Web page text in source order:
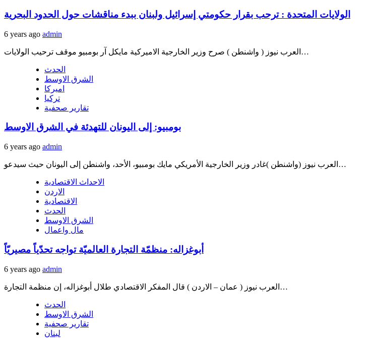
الولايات المتحدة : ترحب بقرار حكومتي إسرائيل ولبنان ببدء مناقشات حول الحدود البحرية
6 years ago admin
العرب نيوز ( واشنطن ) صرح وزير الخارجية الاميركية مايكل آر بومبيو موقف ترحيب الولايات…
الحدث
الشرق الاوسط
اميركا
تركيا
تقارير صحفية
بومبيو: إلى اليونان للتهدئة في الشرق الاوسط
6 years ago admin
العرب نيوز (واشنطن )غادر وزير الخارجية الأمريكي مايك بومبيو، الأحد، واشنطن إلى اليونان حيث سيدعو…
الاحداث الاقتصادية
الاردن
الاقتصادية
الحدث
الشرق الاوسط
مال واعمال
أبوغزاله: منظمّة التجارة العالميّة تواجه تحدّياً مصيريّاً
6 years ago admin
العرب نيوز ( عمان – الاردن ) قال المفكر الاقتصادي طلال أبوغزاله، إن منظمة التجارة…
الحدث
الشرق الاوسط
تقارير صحفية
لبنان